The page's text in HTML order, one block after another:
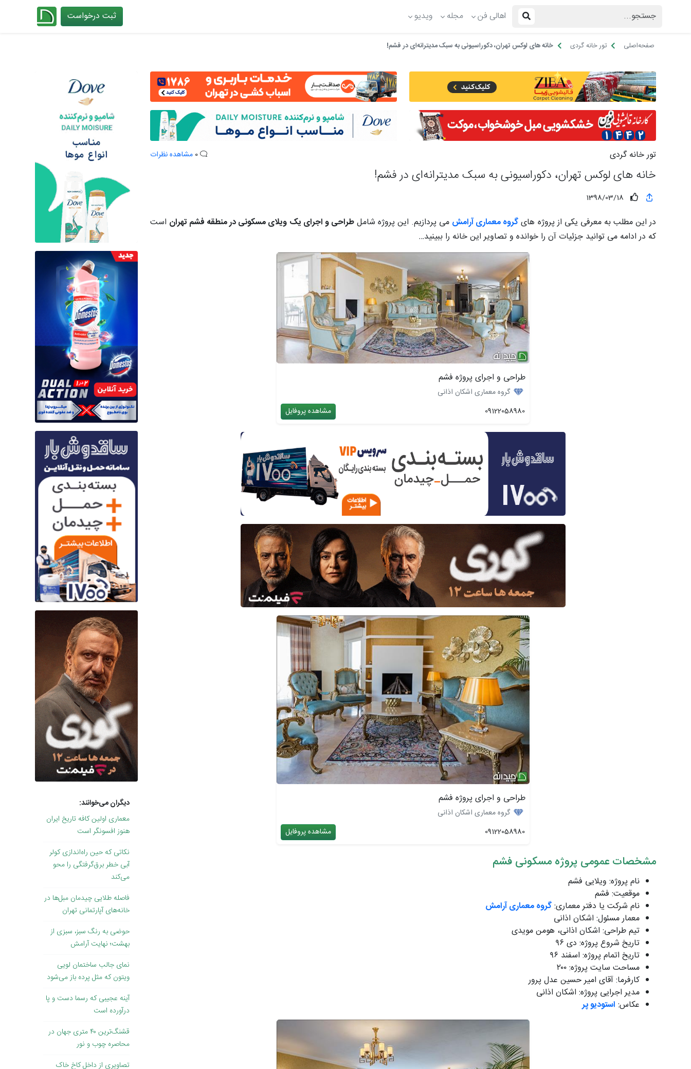
اهالی فن مجله ویدیو ثبت درخواست
صفحه‌اصلی تور خانه گردی خانه های لوکس تهران، دکوراسیونی به سبک مدیترانه‌ای در فشم!
تور خانه گردی مشاهده نظرات
خانه های لوکس تهران، دکوراسیونی به سبک مدیترانه‌ای در فشم!
1398/03/18
در این مطلب به معرفی یکی از پروژه هایگروه معماری آرامش می پردازیم. این پروژه شاملطراحی و اجرای یک ویلای مسکونی در منطقه فشم تهران است
که در ادامه می توانید جزئیات آن را خوانده و تصاویر این خانه را ببینید…
طراحی و اجرای پروژه فشم
گروه معماری اشکان اذانی
09122058980
مشاهده پروفایل
طراحی و اجرای پروژه فشم
گروه معماری اشکان اذانی
09122058980
مشاهده پروفایل
مشخصات عمومی پروژه مسکونی فشم
نام پروژه: ویلایی فشم
موقعیت: فشم
نام شرکت یا دفتر معماری:گروه معماری آرامش
معمار مسئول: اشکان اذانی
تیم طراحی: اشکان اذانی، هومن مویدی
تاریخ شروع پروژه: دی ۹۶
تاریخ اتمام پروژه: اسفند ۹۶
مساحت سایت پروژه: ۲۰۰
کارفرما: آقای امیر حسین عدل پرور
مدیر اجرایی پروژه: اشکان اذانی
عکاس: استودیو پر
دیگران می‌خوانند:
معماری اولین کافه تاریخ ایران
هنوز افسونگر است
نکاتی که حین راه‌اندازی کولر
آبی خطر برق‌گرفتگی را محو
می‌کند
فاصله طلایی چیدمان مبل‌ها در
خانه‌های آپارتمانی تهران
حوضی به رنگ سبز، سبزی از
بهشت؛ نهایت آرامش
نمای جالب ساختمان لویی
ویتون که مثل پرده باز می‌شود
آینه عجیبی که رسما دست و پا
درآورده است
قشنگ‌ترین ۴۰ متری جهان در
محاصره چوب و نور
تصاویری از داخل کاخ خاک